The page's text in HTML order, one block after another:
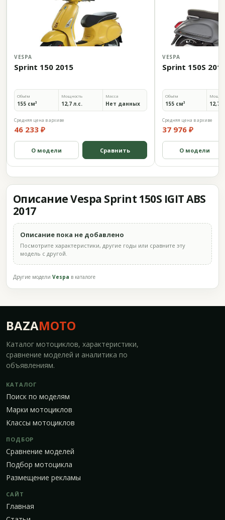
VESPA
Sprint 150 2015
Объём
155 см³
Мощность
12,7 л.с.
Масса
Нет данных
Средняя цена в архиве
46 233 ₽
О модели Сравнить
VESPA
Sprint 150S
Объём
155 см³ 12,7
Средняя цена в архиве
37 976 ₽
О модели
Описание Vespa Sprint 150S IGIT ABS
2017
Описание пока не добавлено
Посмотрите характеристики, другие годы или сравните эту
модель с другой.
Другие модели Vespa в каталоге
BAZAMOTO
Каталог мотоциклов, характеристики,
сравнение моделей и аналитика по
объявлениям.
КАТАЛОГ
Поиск по моделям
Марки мотоциклов
Классы мотоциклов
ПОДБОР
Сравнение моделей
Подбор мотоцикла
Размещение рекламы
САЙТ
Главная